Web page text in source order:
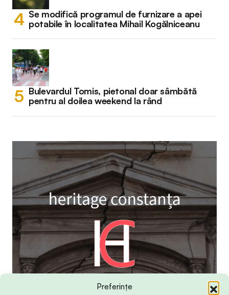
Preferințe
Se modifică programul de furnizare a apei
potabile în localitatea Mihail Kogălniceanu
Bulevardul Tomis, pietonal doar sâmbătă
pentru al doilea weekend la rând